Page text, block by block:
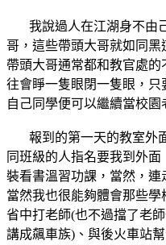
我說過人在江湖身不由
哥，這些帶頭大哥就如同
帶頭大哥通常都和教官處
往會睜一隻眼閉一隻眼，
自己同學便可以繼續當校園
報到的第一天的教室外
同班級的人指名要我到外
裝看書溫習功課，當然，連
當然我也很能夠體會那些
省中打老師(也不過擋了老
講成飆車族)、與後火車站